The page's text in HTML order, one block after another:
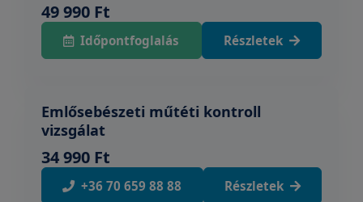
49 990 Ft
Időpontfoglalás Részletek
Emlősebészeti műtéti kontroll
vizsgálat
34 990 Ft
+36 70 659 88 88 Részletek